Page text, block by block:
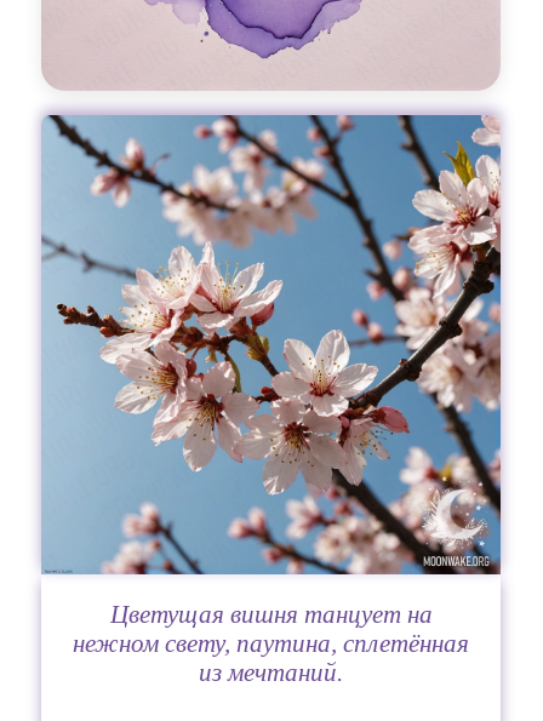
Цветущая вишня танцует на
нежном свету, паутина, сплетённая
из мечтаний.